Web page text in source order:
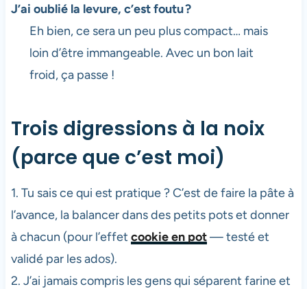
J’ai oublié la levure, c’est foutu ?
Eh bien, ce sera un peu plus compact… mais
loin d’être immangeable. Avec un bon lait
froid, ça passe !
Trois digressions à la noix
(parce que c’est moi)
1. Tu sais ce qui est pratique ? C’est de faire la pâte à
l’avance, la balancer dans des petits pots et donner
à chacun (pour l’effet cookie en pot— testé et
validé par les ados).
2. J’ai jamais compris les gens qui séparent farine et